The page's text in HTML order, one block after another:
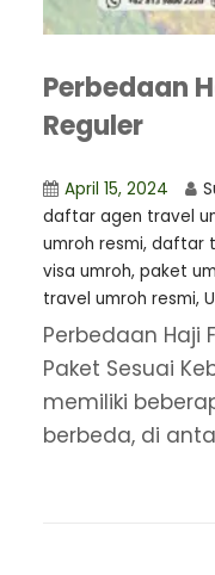
Perbedaan
Reguler
April 15, 2024
⁠daftar agen travel
umroh resmi, daftar
visa umroh, paket
travel umroh resmi,
Perbedaan Haji
Paket Sesuai
memiliki
berbeda, di